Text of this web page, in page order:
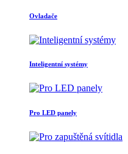
Ovladače
Inteligentní systémy
Pro LED panely